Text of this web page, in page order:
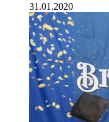
31.01.2020